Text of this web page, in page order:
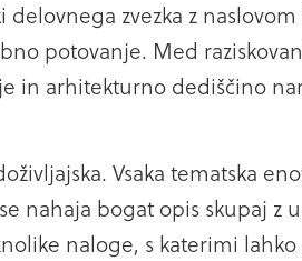
zvezka z naslovom
potovanje. Med
in arhitekturno dediščino
Vsaka tematska
nahaja bogat opis skupaj z
naloge, s katerimi